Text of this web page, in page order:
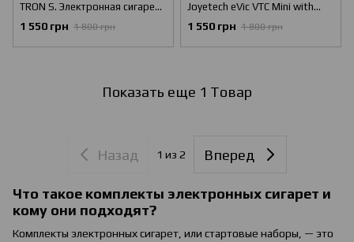
TRON S. Электронная сигарета
Starter Kit Золотой (Оригинал)
1 550 грн 1 800 грн
Joyetech eVic VTC Mini with
CUBIS. Starter Kit (Оригинал)
Золотой
1 550 грн 1 800 грн
Показать еще 1 Товар
Назад 1 из 2 Вперед
Что такое комплекты электронных сигарет и
кому они подходят?
Комплекты электронных сигарет, или стартовые наборы, — это